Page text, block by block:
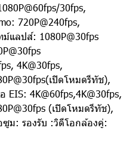
30fps,
720P@240fps,
ม์แลปส์: 1080P@30fps
4K@30fps,
เปิดโหมดรีทัช),
EIS: 4K@60fps,4K@30fps,
(เปิดโหมดรีทัช),
ซูม: รองรับ :วิดีโอกล้องคู่: